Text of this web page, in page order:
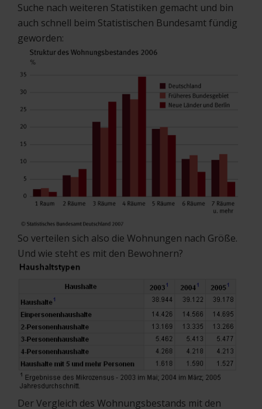
Suche nach weiteren Statistiken gemacht und bin
auch schnell beim Statistischen Bundesamt fündig
geworden:
So verteilen sich also die Wohnungen nach Größe.
Und wie steht es mit den Bewohnern?
Der Vergleich des Wohnungsbestands mit den